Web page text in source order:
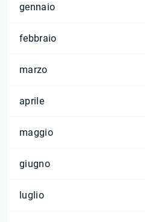
gennaio
febbraio
marzo
aprile
maggio
giugno
luglio